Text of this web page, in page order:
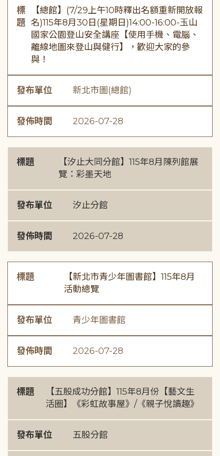
標
題
【總館】(7/29上午10時釋出名額重新開放報
名)115年8月30日(星期日)14:00-16:00-玉山
國家公園登山安全講座【使用手機、電腦、
離線地圖來登山與健行】，歡迎大家的參
與！
發布單位 新北市圖(總館)
發佈時間 2026-07-28
標題
【汐止大同分館】115年8月陳列館展
覽：彩墨天地
發布單位 汐止分館
發佈時間 2026-07-28
標題
【新北市青少年圖書館】115年8月
活動總覽
發布單位 青少年圖書館
發佈時間 2026-07-28
標題
【五股成功分館】115年8月份【藝文生
活圈】《彩虹故事屋》/《親子悅讀趣》
發布單位 五股分館